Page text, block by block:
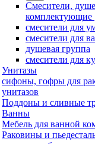
Смесители,
комплектующие
смесители для
смесители для
душевая группа
смесители для
Унитазы
сифоны, гофры для
унитазов
Поддоны и сливные
Ванны
Мебель для ванной
Раковины и